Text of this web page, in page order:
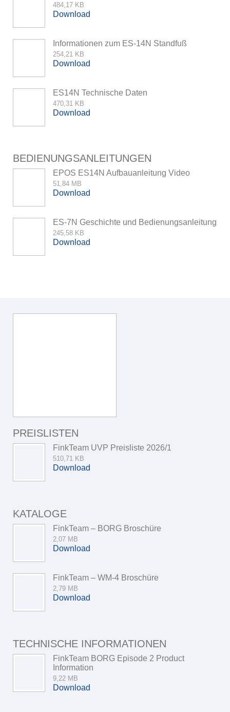
484,17 KB
Download
Informationen zum ES-14N Standfuß
254,21 KB
Download
ES14N Technische Daten
470,31 KB
Download
BEDIENUNGSANLEITUNGEN
EPOS ES14N Aufbauanleitung Video
51,84 MB
Download
ES-7N Geschichte und Bedienungsanleitung
245,58 KB
Download
PREISLISTEN
FinkTeam UVP Preisliste 2026/1
510,71 KB
Download
KATALOGE
FinkTeam – BORG Broschüre
2,07 MB
Download
FinkTeam – WM-4 Broschüre
2,79 MB
Download
TECHNISCHE INFORMATIONEN
FinkTeam BORG Episode 2 Product
Information
9,22 MB
Download